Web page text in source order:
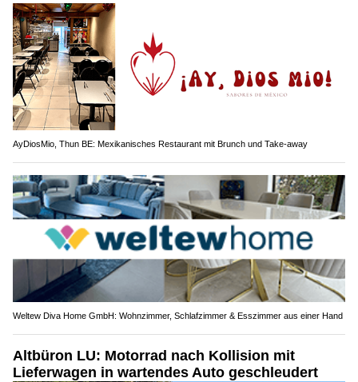
AyDiosMio, Thun BE: Mexikanisches Restaurant mit Brunch und Take-away
Weltew Diva Home GmbH: Wohnzimmer, Schlafzimmer & Esszimmer aus einer Hand
Altbüron LU: Motorrad nach Kollision mit
Lieferwagen in wartendes Auto geschleudert